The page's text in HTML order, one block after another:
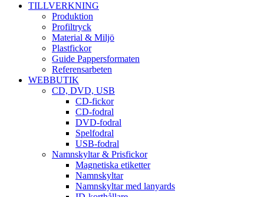
TILLVERKNING
Produktion
Profiltryck
Material & Miljö
Plastfickor
Guide Pappersformaten
Referensarbeten
WEBBUTIK
CD, DVD, USB
CD-fickor
CD-fodral
DVD-fodral
Spelfodral
USB-fodral
Namnskyltar & Prisfickor
Magnetiska etiketter
Namnskyltar
Namnskyltar med lanyards